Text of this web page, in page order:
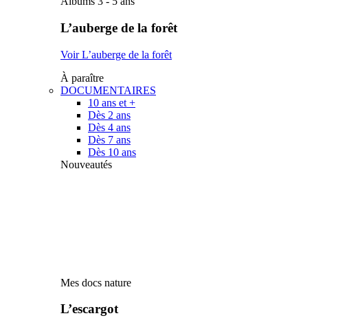
L’auberge de la forêt
Voir L’auberge de la forêt
À paraître
DOCUMENTAIRES
10 ans et +
Dès 2 ans
Dès 4 ans
Dès 7 ans
Dès 10 ans
Nouveautés
Mes docs nature
L’escargot